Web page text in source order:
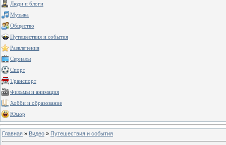
Люди и блоги
Музыка
Общество
Путешествия и события
Развлечения
Сериалы
Спорт
Транспорт
Фильмы и анимация
Хобби и образование
Юмор
Главная » Видео » Путешествия и события